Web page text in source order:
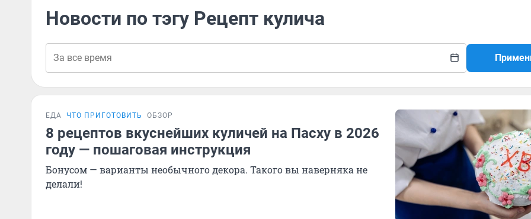
Новости по тэгу Рецепт кулича
ЕДА ЧТО ПРИГОТОВИТЬ ОБЗОР
8 рецептов вкуснейших куличей на Пасху в 2026
году — пошаговая инструкция
Бонусом — варианты необычного декора. Такого вы наверняка не
делали!